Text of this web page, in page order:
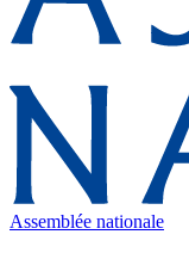
Assemblée nationale